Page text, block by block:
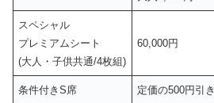
スペシャル
プレミアムシート
(大人・子供共通/4枚組)
60,000円
条件付きS席 定価の500円引き